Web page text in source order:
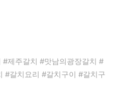
제주갈치 #맛남의광장갈치 #
#갈치요리 #갈치구이 #갈치구